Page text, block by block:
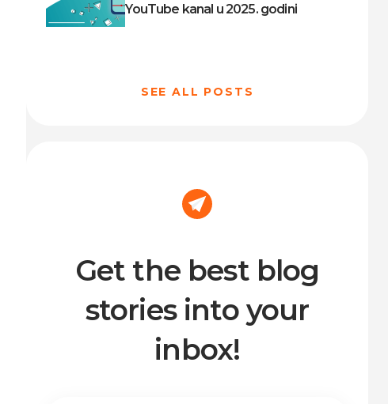
YouTube kanal u 2025. godini
SEE ALL POSTS
Get the best blog
stories into your
inbox!